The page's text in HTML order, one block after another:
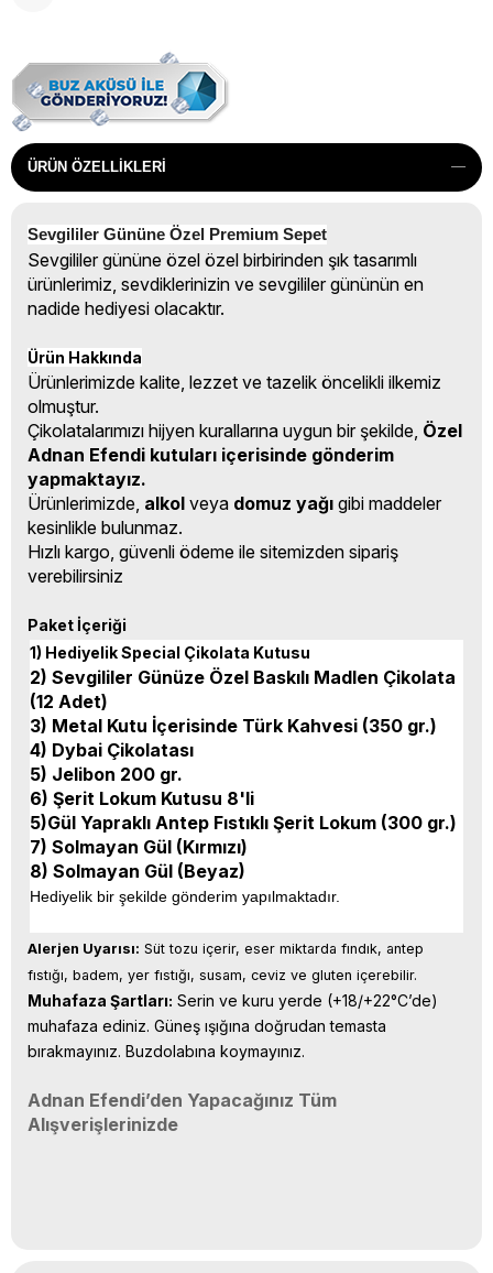
ÜRÜN ÖZELLIKLERI
Sevgililer Gününe Özel Premium Sepet
Sevgililer gününe özel özel birbirinden şık tasarımlı
ürünlerimiz, sevdiklerinizin ve sevgililer gününün en
nadide hediyesi olacaktır.
Ürün Hakkında
Ürünlerimizde kalite, lezzet ve tazelik öncelikli ilkemiz
olmuştur.
Çikolatalarımızı hijyen kurallarına uygun bir şekilde, Özel
Adnan Efendi kutuları içerisinde gönderim
yapmaktayız.
Ürünlerimizde, alkol veya domuz yağı gibi maddeler
kesinlikle bulunmaz.
Hızlı kargo, güvenli ödeme ile sitemizden sipariş
verebilirsiniz
Paket İçeriği
1) Hediyelik Special Çikolata Kutusu
2) Sevgililer Günüze Özel Baskılı Madlen Çikolata
(12 Adet)
3) Metal Kutu İçerisinde Türk Kahvesi (350 gr.)
4) Dybai Çikolatası
5) Jelibon 200 gr.
6) Şerit Lokum Kutusu 8'li
5)Gül Yapraklı Antep Fıstıklı Şerit Lokum (300 gr.)
7) Solmayan Gül (Kırmızı)
8) Solmayan Gül (Beyaz)
Hediyelik bir şekilde gönderim yapılmaktadır.
Alerjen Uyarısı: Süt tozu içerir, eser miktarda fındık, antep
fıstığı, badem, yer fıstığı, susam, ceviz ve gluten içerebilir.
Muhafaza Şartları: Serin ve kuru yerde (+18/+22°C’de)
muhafaza ediniz. Güneş ışığına doğrudan temasta
bırakmayınız. Buzdolabına koymayınız.
Adnan Efendi’den Yapacağınız Tüm
Alışverişlerinizde